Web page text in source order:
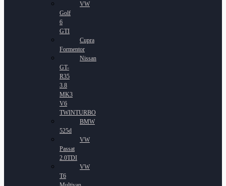
VW
Golf
6
GTI
Cupra
Formentor
Nissan
GT-
R35
3.8
MK3
V6
TWINTURBO
BMW
525d
VW
Passat
2.0TDI
VW
T6